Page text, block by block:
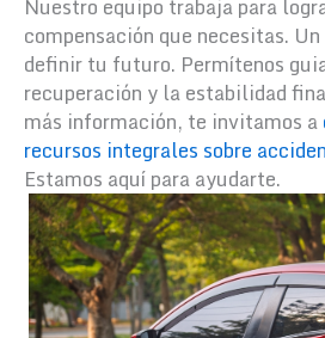
compensación que necesitas.
definir tu futuro. Permítenos
recuperación y la estabilidad
más información, te invitamos a
recursos integrales sobre
Estamos aquí para ayudarte.